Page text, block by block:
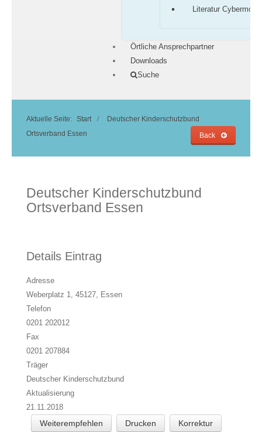
Literatur
Örtliche Ansprechpartner
Downloads
Suche
Aktuelle Seite: Start
Deutscher Kinderschutzbund
Ortsverband Essen
Back
Deutscher Kinderschutzbund
Ortsverband Essen
Details Eintrag
Adresse
Weberplatz 1, 45127, Essen
Telefon
0201 202012
Fax
0201 207884
Träger
Deutscher Kinderschutzbund
Aktualisierung
21.11.2018
Weiterempfehlen Drucken
Korrektur